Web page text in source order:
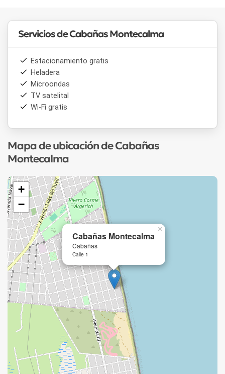
Servicios de Cabañas Montecalma
Estacionamiento gratis
Heladera
Microondas
TV satelital
Wi-Fi gratis
Mapa de ubicación de Cabañas
Montecalma
Cabañas Montecalma
Cabañas
Calle 1
×
+
−